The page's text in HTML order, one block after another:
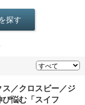
探す
／クロスビー／ジ
悩む「スイフ